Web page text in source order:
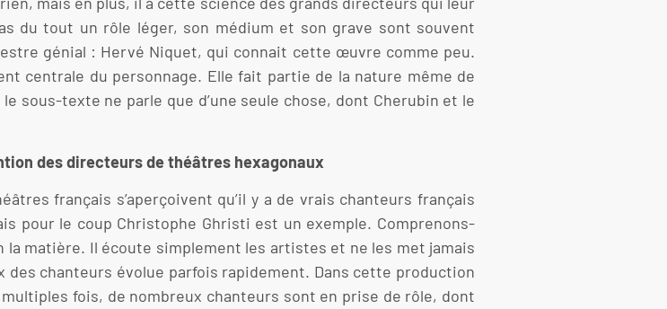
du tout un rôle léger, son médium et son grave sont souvent
génial : Hervé Niquet, qui connait cette œuvre comme peu.
centrale du personnage. Elle fait partie de la nature même de
le sous-texte ne parle que d’une seule chose, dont Cherubin et le
des directeurs de théâtres hexagonaux
français s’aperçoivent qu’il y a de vrais chanteurs français
pour le coup Christophe Ghristi est un exemple. Comprenons-
matière. Il écoute simplement les artistes et ne les met jamais
chanteurs évolue parfois rapidement. Dans cette production
fois, de nombreux chanteurs sont en prise de rôle, dont